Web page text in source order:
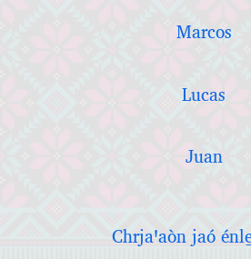
Marcos
Lucas
Juan
Chrjaꞌaòn jaó